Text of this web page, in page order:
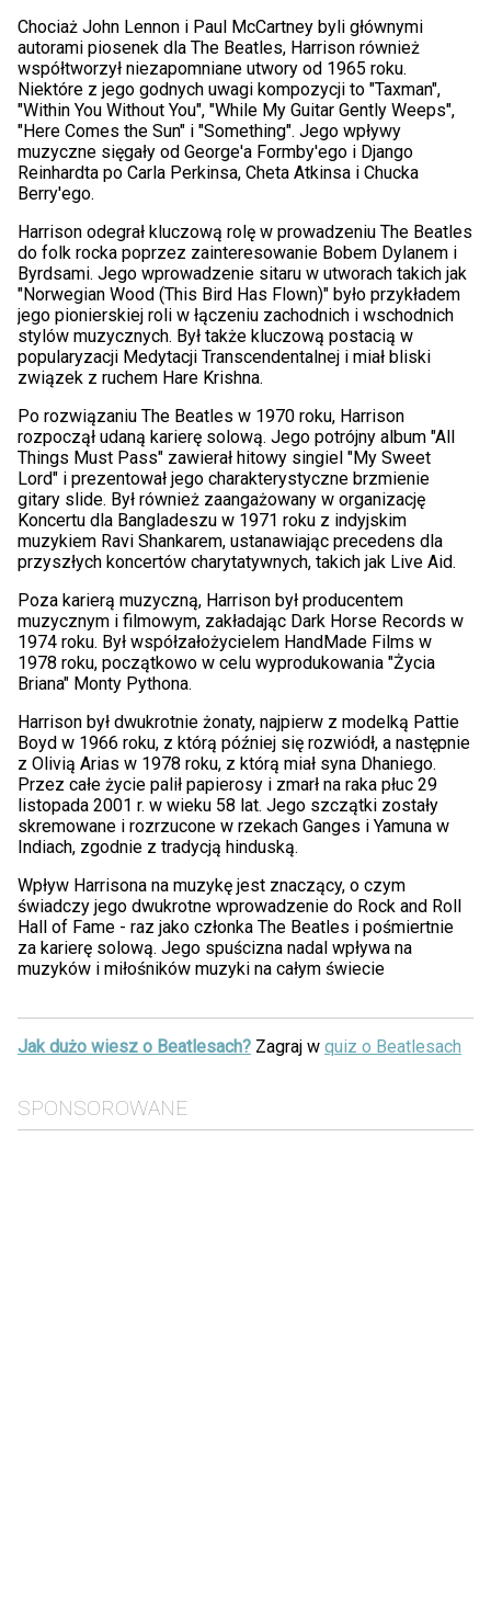
Chociaż John Lennon i Paul McCartney byli głównymi
autorami piosenek dla The Beatles, Harrison również
współtworzył niezapomniane utwory od 1965 roku.
Niektóre z jego godnych uwagi kompozycji to "Taxman",
"Within You Without You", "While My Guitar Gently Weeps",
"Here Comes the Sun" i "Something". Jego wpływy
muzyczne sięgały od George'a Formby'ego i Django
Reinhardta po Carla Perkinsa, Cheta Atkinsa i Chucka
Berry'ego.
Harrison odegrał kluczową rolę w prowadzeniu The Beatles
do folk rocka poprzez zainteresowanie Bobem Dylanem i
Byrdsami. Jego wprowadzenie sitaru w utworach takich jak
"Norwegian Wood (This Bird Has Flown)" było przykładem
jego pionierskiej roli w łączeniu zachodnich i wschodnich
stylów muzycznych. Był także kluczową postacią w
popularyzacji Medytacji Transcendentalnej i miał bliski
związek z ruchem Hare Krishna.
Po rozwiązaniu The Beatles w 1970 roku, Harrison
rozpoczął udaną karierę solową. Jego potrójny album "All
Things Must Pass" zawierał hitowy singiel "My Sweet
Lord" i prezentował jego charakterystyczne brzmienie
gitary slide. Był również zaangażowany w organizację
Koncertu dla Bangladeszu w 1971 roku z indyjskim
muzykiem Ravi Shankarem, ustanawiając precedens dla
przyszłych koncertów charytatywnych, takich jak Live Aid.
Poza karierą muzyczną, Harrison był producentem
muzycznym i filmowym, zakładając Dark Horse Records w
1974 roku. Był współzałożycielem HandMade Films w
1978 roku, początkowo w celu wyprodukowania "Życia
Briana" Monty Pythona.
Harrison był dwukrotnie żonaty, najpierw z modelką Pattie
Boyd w 1966 roku, z którą później się rozwiódł, a następnie
z Olivią Arias w 1978 roku, z którą miał syna Dhaniego.
Przez całe życie palił papierosy i zmarł na raka płuc 29
listopada 2001 r. w wieku 58 lat. Jego szczątki zostały
skremowane i rozrzucone w rzekach Ganges i Yamuna w
Indiach, zgodnie z tradycją hinduską.
Wpływ Harrisona na muzykę jest znaczący, o czym
świadczy jego dwukrotne wprowadzenie do Rock and Roll
Hall of Fame - raz jako członka The Beatles i pośmiertnie
za karierę solową. Jego spuścizna nadal wpływa na
muzyków i miłośników muzyki na całym świecie
Jak dużo wiesz o Beatlesach? Zagraj w quiz o Beatlesach
SPONSOROWANE